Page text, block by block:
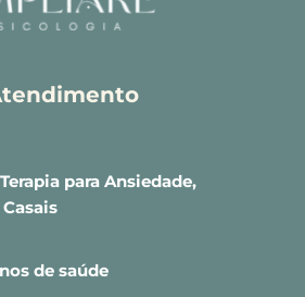
para Ansiedade,
de saúde